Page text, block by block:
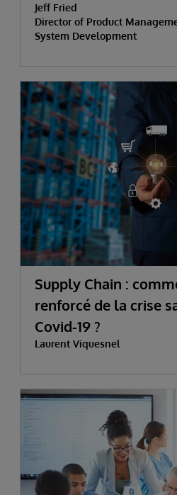
Jeff Fried
Director of Product
System Development
Supply Chain :
renforcé de la crise
Covid-19 ?
Laurent Viquesnel